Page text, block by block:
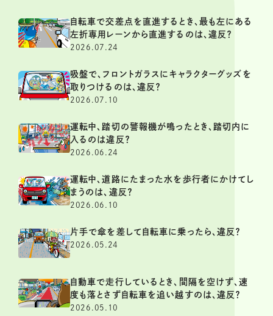
自転車で交差点を直進するとき、最も左にある
左折専用レーンから直進するのは、違反？
2026.07.24
吸盤で、フロントガラスにキャラクターグッズを
取りつけるのは、違反？
2026.07.10
運転中、踏切の警報機が鳴ったとき、踏切内に
入るのは違反？
2026.06.24
運転中、道路にたまった水を歩行者にかけてし
まうのは、違反？
2026.06.10
片手で傘を差して自転車に乗ったら、違反？
2026.05.24
自動車で走行しているとき、間隔を空けず、速
度も落とさず自転車を追い越すのは、違反？
2026.05.10